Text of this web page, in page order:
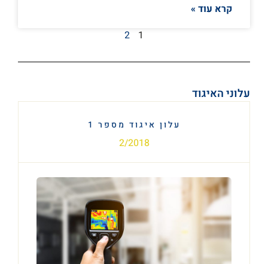
קרא עוד »
1
2
עלוני האיגוד
עלון איגוד מספר 1
2/2018